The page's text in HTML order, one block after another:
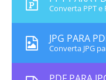
Converta PPT e
JPG PARA
Converta JPG